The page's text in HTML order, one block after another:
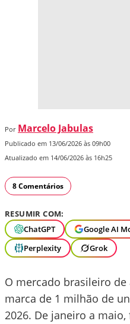
Por Marcelo Jabulas
Publicado em 13/06/2026 às 09h00
Atualizado em 14/06/2026 às 16h25
8 Comentários
RESUMIR COM:
ChatGPT
Google AI
Perplexity
Grok
O mercado brasileiro
marca de 1 milhão de
2026. De janeiro a